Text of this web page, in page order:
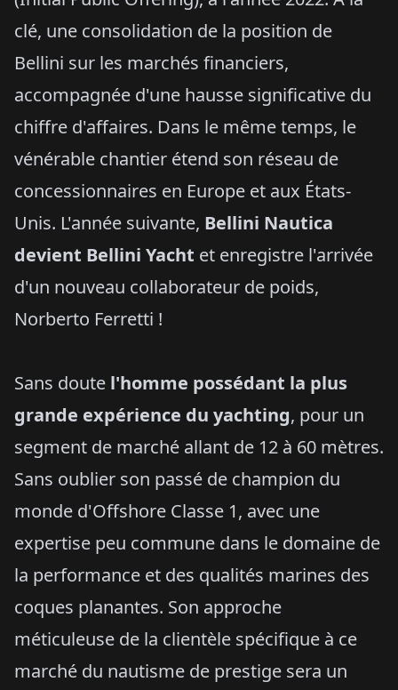
clé, une consolidation de la position de
Bellini sur les marchés financiers,
accompagnée d'une hausse significative du
chiffre d'affaires. Dans le même temps, le
vénérable chantier étend son réseau de
concessionnaires en Europe et aux États-
Unis. L'année suivante, Bellini Nautica
devient Bellini Yacht et enregistre l'arrivée
d'un nouveau collaborateur de poids,
Norberto Ferretti !
Sans doute l'homme possédant la plus
grande expérience du yachting, pour un
segment de marché allant de 12 à 60 mètres.
Sans oublier son passé de champion du
monde d'Offshore Classe 1, avec une
expertise peu commune dans le domaine de
la performance et des qualités marines des
coques planantes. Son approche
méticuleuse de la clientèle spécifique à ce
marché du nautisme de prestige sera un